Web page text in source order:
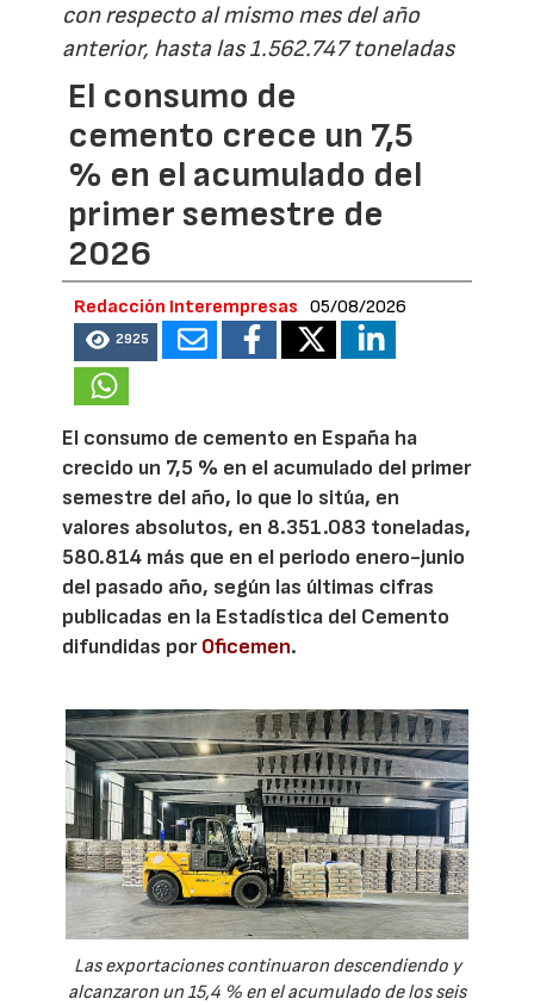
con respecto al mismo mes del año
anterior, hasta las 1.562.747 toneladas
El consumo de
cemento crece un 7,5
% en el acumulado del
primer semestre de
2026
Redacción Interempresas 05/08/2026
2925
El consumo de cemento en España ha
crecido un 7,5 % en el acumulado del primer
semestre del año, lo que lo sitúa, en
valores absolutos, en 8.351.083 toneladas,
580.814 más que en el periodo enero-junio
del pasado año, según las últimas cifras
publicadas en la Estadística del Cemento
difundidas porOficemen.
Las exportaciones continuaron descendiendo y
alcanzaron un 15,4 % en el acumulado de los seis